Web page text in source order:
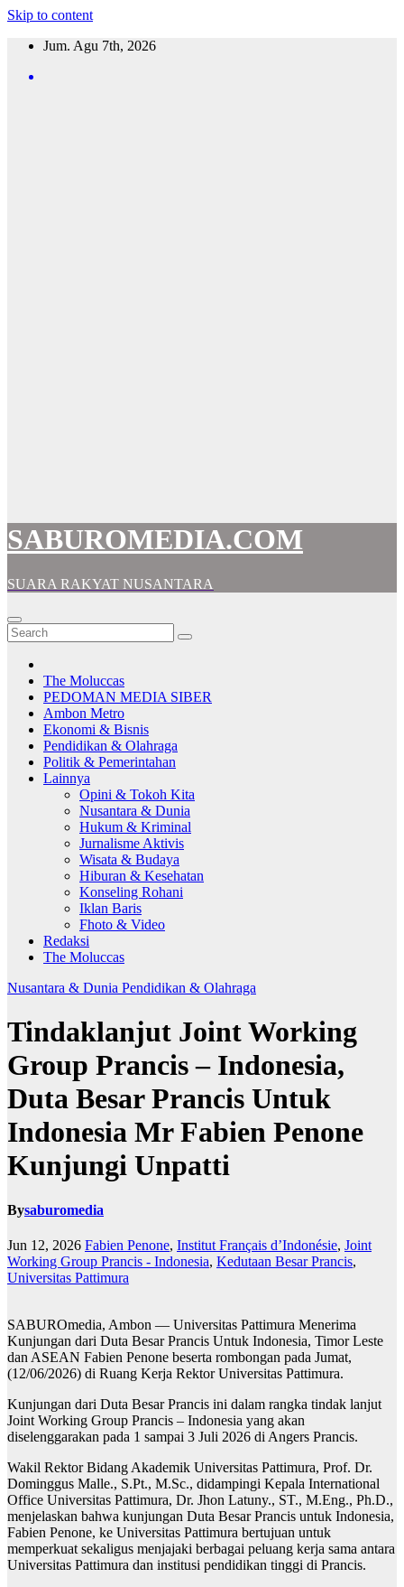
Skip to content
Jum. Agu 7th, 2026
SABUROMEDIA.COM
SUARA RAKYAT NUSANTARA
The Moluccas
PEDOMAN MEDIA SIBER
Ambon Metro
Ekonomi & Bisnis
Pendidikan & Olahraga
Politik & Pemerintahan
Lainnya
Opini & Tokoh Kita
Nusantara & Dunia
Hukum & Kriminal
Jurnalisme Aktivis
Wisata & Budaya
Hiburan & Kesehatan
Konseling Rohani
Iklan Baris
Fhoto & Video
Redaksi
The Moluccas
Nusantara & Dunia Pendidikan & Olahraga
Tindaklanjut Joint Working
Group Prancis – Indonesia,
Duta Besar Prancis Untuk
Indonesia Mr Fabien Penone
Kunjungi Unpatti
Bysaburomedia
Jun 12, 2026 Fabien Penone, Institut Français d’Indonésie, Joint
Working Group Prancis - Indonesia, Kedutaan Besar Prancis,
Universitas Pattimura
SABUROmedia, Ambon — Universitas Pattimura Menerima
Kunjungan dari Duta Besar Prancis Untuk Indonesia, Timor Leste
dan ASEAN Fabien Penone beserta rombongan pada Jumat,
(12/06/2026) di Ruang Kerja Rektor Universitas Pattimura.
Kunjungan dari Duta Besar Prancis ini dalam rangka tindak lanjut
Joint Working Group Prancis – Indonesia yang akan
diselenggarakan pada 1 sampai 3 Juli 2026 di Angers Prancis.
Wakil Rektor Bidang Akademik Universitas Pattimura, Prof. Dr.
Dominggus Malle., S.Pt., M.Sc., didampingi Kepala International
Office Universitas Pattimura, Dr. Jhon Latuny., ST., M.Eng., Ph.D.,
menjelaskan bahwa kunjungan Duta Besar Prancis untuk Indonesia,
Fabien Penone, ke Universitas Pattimura bertujuan untuk
memperkuat sekaligus menjajaki berbagai peluang kerja sama antara
Universitas Pattimura dan institusi pendidikan tinggi di Prancis.